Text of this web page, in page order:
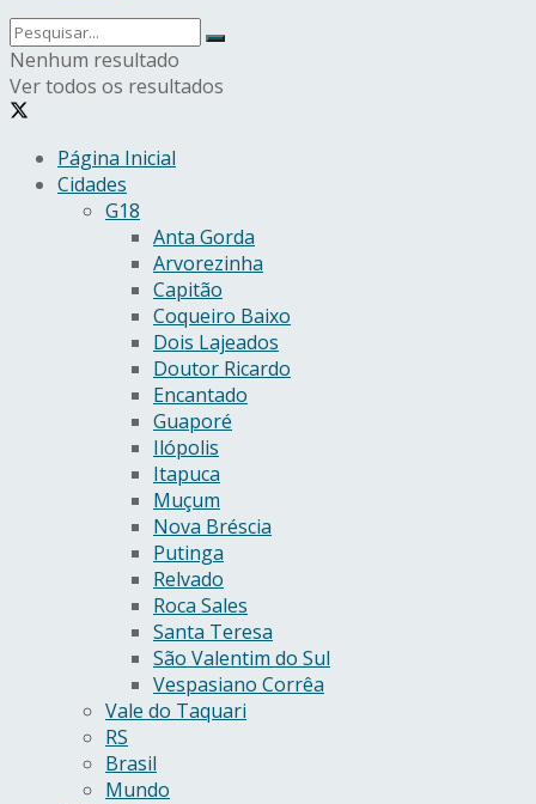
Nenhum resultado
Ver todos os resultados
Página Inicial
Cidades
G18
Anta Gorda
Arvorezinha
Capitão
Coqueiro Baixo
Dois Lajeados
Doutor Ricardo
Encantado
Guaporé
Ilópolis
Itapuca
Muçum
Nova Bréscia
Putinga
Relvado
Roca Sales
Santa Teresa
São Valentim do Sul
Vespasiano Corrêa
Vale do Taquari
RS
Brasil
Mundo